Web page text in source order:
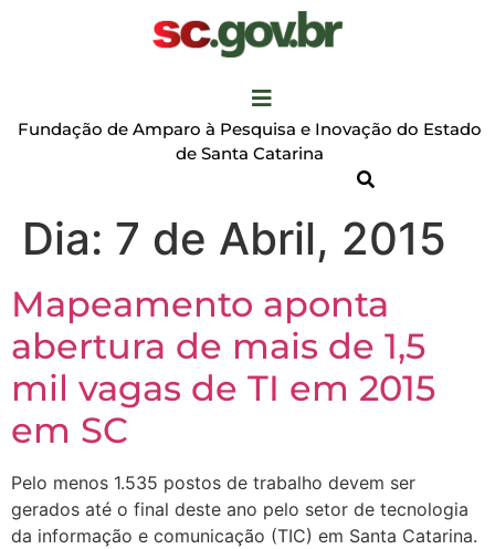
Fundação de Amparo à Pesquisa e Inovação do Estado
de Santa Catarina
Dia: 7 de Abril, 2015
Mapeamento aponta
abertura de mais de 1,5
mil vagas de TI em 2015
em SC
Pelo menos 1.535 postos de trabalho devem ser
gerados até o final deste ano pelo setor de tecnologia
da informação e comunicação (TIC) em Santa Catarina.